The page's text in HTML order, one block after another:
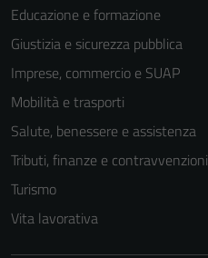
Educazione e formazione
Giustizia e sicurezza pubblica
Imprese, commercio e SUAP
Mobilità e trasporti
Salute, benessere e assistenza
Tributi, finanze e contravvenzioni
Turismo
Vita lavorativa